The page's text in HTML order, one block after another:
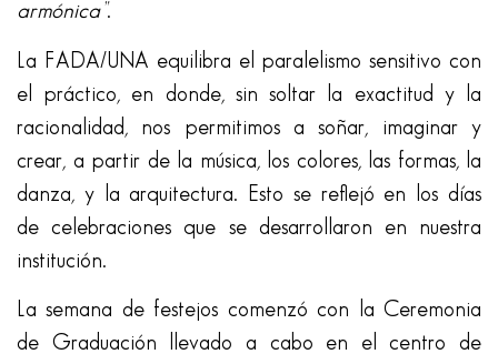
armónica”.
La FADA/UNA equilibra el paralelismo sensitivo con
el práctico, en donde, sin soltar la exactitud y la
racionalidad, nos permitimos a soñar, imaginar y
crear, a partir de la música, los colores, las formas, la
danza, y la arquitectura. Esto se reflejó en los días
de celebraciones que se desarrollaron en nuestra
institución.
La semana de festejos comenzó con la Ceremonia
de Graduación llevado a cabo en el centro de